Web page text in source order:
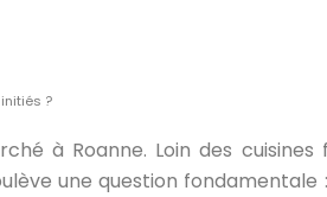
?
à Roanne. Loin des
une question